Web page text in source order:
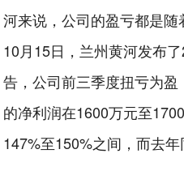
河来说，公司的盈亏都是随
10月15日，兰州黄河发布
告，公司前三季度扭亏为
的净利润在1600万元至
147%至150%之间，而去年